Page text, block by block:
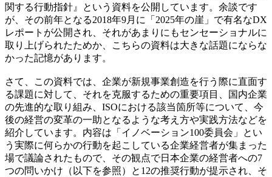
関する行動指針』という資料を公開しています。余談です
が、その前年となる2018年9月に「2025年の崖」で有名なDX
レポートが公開され、それがあまりにもセンセーショナルに
取り上げられたためか、こちらの資料は大きな話題にならな
かった記憶があります。
さて、この資料では、企業が新規事業創造を行う際に直面す
る課題に対して、それを克服するための重要項目、国内企業
の先進的な取り組み、ISOにおける該当箇所等について、今
後の経営の変革の一助となるような考え方や実践方法などを
紹介しています。内容は「イノベーション100委員会」とい
う実際に何らかの行動を起こしている企業経営者が集まった
場で議論されたもので、その観点で日本企業の経営者への7
つの問いかけ（以下を参照）と12の推奨行動が提示され、そ